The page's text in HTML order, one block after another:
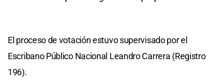
El proceso de votación estuvo supervisado por el
Escribano Público Nacional Leandro Carrera (Registro
196).